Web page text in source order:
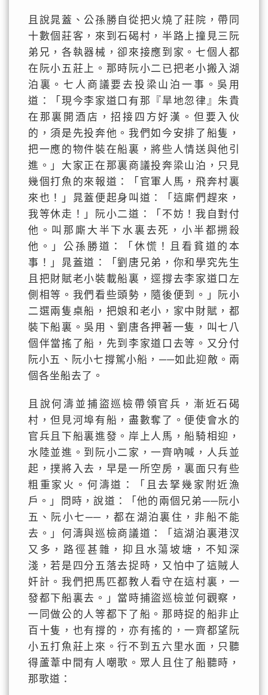
且說晁蓋、公孫勝自從把火燒了莊院，帶同
十數個莊客，來到石碣村，半路上撞見三阮
弟兄，各執器械，卻來接應到家。七個人都
在阮小五莊上。那時阮小二已把老小搬入湖
泊裏。七人商議要去投梁山泊一事。吳用
道：「現今李家道口有那『旱地忽律』朱貴
在那裏開酒店，招接四方好漢。但要入伙
的，須是先投奔他。我們如今安排了船隻，
把一應的物件裝在船裏，將些人情送與他引
進。」大家正在那裏商議投奔梁山泊，只見
幾個打魚的來報道：「官軍人馬，飛奔村裏
來也！」晁蓋便起身叫道：「這廝們趕來，
我等休走！」阮小二道：「不妨！我自對付
他。叫那廝大半下水裏去死，小半都搠殺
他。」公孫勝道：「休慌！且看貧道的本
事！」晁蓋道：「劉唐兄弟，你和學究先生
且把財賦老小裝載船裏，逕撐去李家道口左
側相等。我們看些頭勢，隨後便到。」阮小
二選兩隻桌船，把娘和老小，家中財賦，都
裝下船裏。吳用、劉唐各押著一隻，叫七八
個伴當搖了船，先到李家道口去等。又分付
阮小五、阮小七撐駕小船，──如此迎敵。兩
個各坐船去了。
且說何濤並捕盜巡檢帶領官兵，漸近石碣
村，但見河埠有船，盡數奪了。便使會水的
官兵且下船裏進發。岸上人馬，船騎相迎，
水陸並進。到阮小二家，一齊吶喊，人兵並
起，撲將入去，早是一所空房，裏面只有些
粗重家火。何濤道：「且去拏幾家附近漁
戶。」問時，說道：「他的兩個兄弟──阮小
五、阮小七──，都在湖泊裏住，非船不能
去。」何濤與巡檢商議道：「這湖泊裏港汊
又多，路徑甚雜，抑且水蕩坡塘，不知深
淺，若是四分五落去捉時，又怕中了這賊人
奸計。我們把馬匹都教人看守在這村裏，一
發都下船裏去。」當時捕盜巡檢並何觀察，
一同做公的人等都下了船。那時捉的船非止
百十隻，也有撐的，亦有搖的，一齊都望阮
小五打魚莊上來。行不到五六里水面，只聽
得蘆葦中間有人嘲歌。眾人且住了船聽時，
那歌道：